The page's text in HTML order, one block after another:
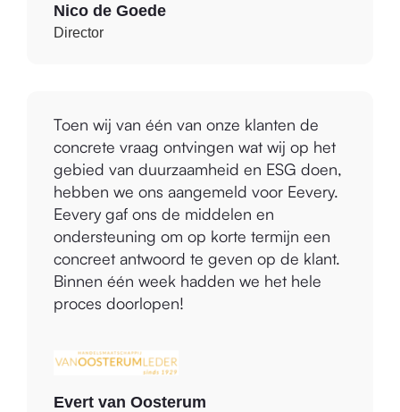
Nico de Goede
Toen wij van één van onze klanten de
concrete vraag ontvingen wat wij op het
gebied van duurzaamheid en ESG doen,
hebben we ons aangemeld voor Eevery.
Eevery gaf ons de middelen en
ondersteuning om op korte termijn een
concreet antwoord te geven op de klant.
Binnen één week hadden we het hele